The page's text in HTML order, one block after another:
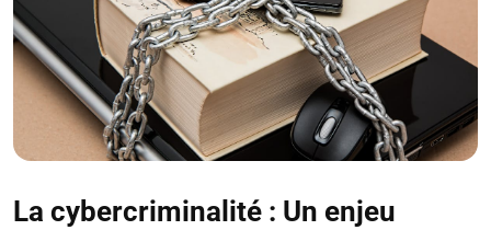
La cybercriminalité : Un enjeu